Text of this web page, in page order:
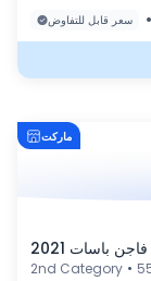
سعر قابل للتفاوض
•
ماركت
باسات 2021
2nd Category •